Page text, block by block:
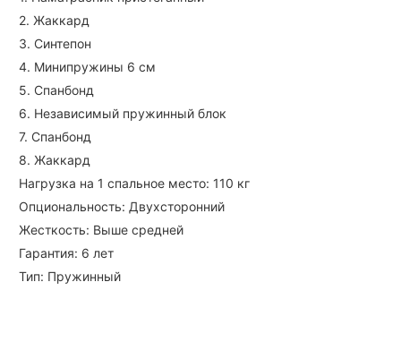
2. Жаккард
3. Синтепон
4. Минипружины 6 см
5. Спанбонд
6. Независимый пружинный блок
7. Спанбонд
8. Жаккард
Нагрузка на 1 спальное место: 110 кг
Опциональность: Двухсторонний
Жесткость: Выше средней
Гарантия: 6 лет
Тип: Пружинный